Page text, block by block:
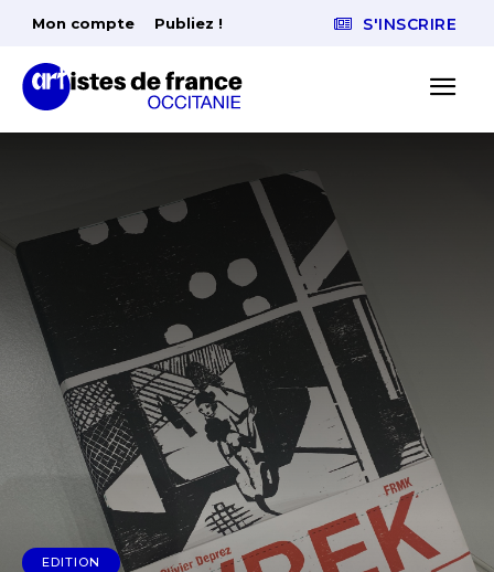
Mon compte Publiez ! S'INSCRIRE
EDITION